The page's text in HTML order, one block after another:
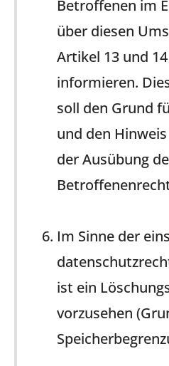
Betroffenen im
über diesen
Artikel 13 und 14
informieren.
soll den Grund
und den
der Ausübung
Im Sinne der
ist ein
vorzusehen